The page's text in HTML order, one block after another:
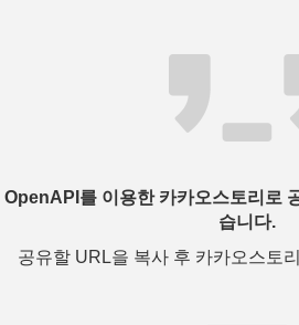
OpenAPI를 이용한 카카오스토리로
습니다.
공유할 URL을 복사 후 카카오스토